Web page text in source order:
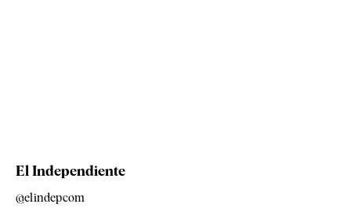
El Independiente
@elindepcom